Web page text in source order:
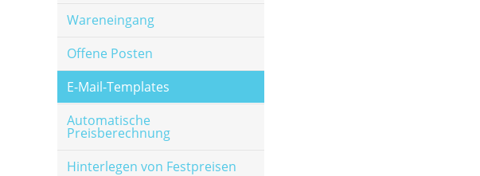
Wareneingang
Offene Posten
E-Mail-Templates
Automatische
Preisberechnung
Hinterlegen von Festpreisen